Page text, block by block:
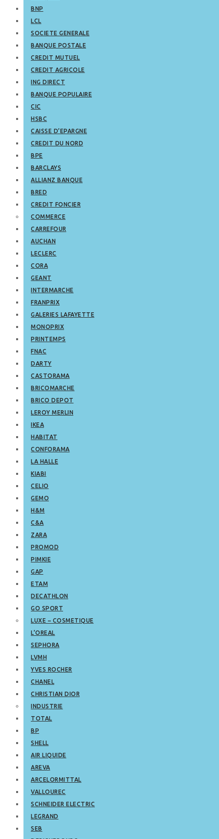
BNP
LCL
SOCIETE GENERALE
BANQUE POSTALE
CREDIT MUTUEL
CREDIT AGRICOLE
ING DIRECT
BANQUE POPULAIRE
CIC
HSBC
CAISSE D’EPARGNE
CREDIT DU NORD
BPE
BARCLAYS
ALLIANZ BANQUE
BRED
CREDIT FONCIER
COMMERCE
CARREFOUR
AUCHAN
LECLERC
CORA
GEANT
INTERMARCHE
FRANPRIX
GALERIES LAFAYETTE
MONOPRIX
PRINTEMPS
FNAC
DARTY
CASTORAMA
BRICOMARCHE
BRICO DEPOT
LEROY MERLIN
IKEA
HABITAT
CONFORAMA
LA HALLE
KIABI
CELIO
GEMO
H&M
C&A
ZARA
PROMOD
PIMKIE
GAP
ETAM
DECATHLON
GO SPORT
LUXE – COSMETIQUE
L’OREAL
SEPHORA
LVMH
YVES ROCHER
CHANEL
CHRISTIAN DIOR
INDUSTRIE
TOTAL
BP
SHELL
AIR LIQUIDE
AREVA
ARCELORMITTAL
VALLOUREC
SCHNEIDER ELECTRIC
LEGRAND
SEB